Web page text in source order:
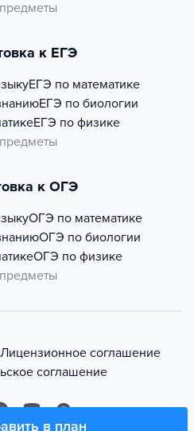
в план
к ЕГЭ
ЕГЭ по математике
ЕГЭ по биологии
ЕГЭ по физике
к ОГЭ
ОГЭ по математике
ОГЭ по биологии
ОГЭ по физике
Лицензионное соглашение
соглашение